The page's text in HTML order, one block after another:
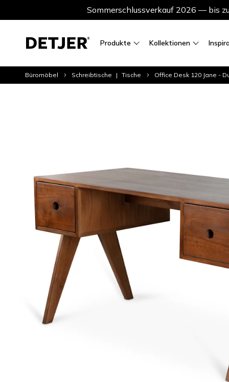
Sommerschlussverkauf 2026 — bis
Produkte Kollektionen
Büromöbel Schreibtische Tische Office Desk 120 Jane -